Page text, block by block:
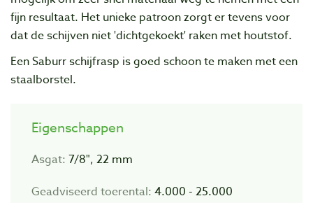
fijn resultaat. Het unieke patroon zorgt er tevens voor
dat de schijven niet 'dichtgekoekt' raken met houtstof.
Een Saburr schijfrasp is goed schoon te maken met een
staalborstel.
Eigenschappen
Asgat: 7/8", 22 mm
Geadviseerd toerental: 4.000 - 25.000